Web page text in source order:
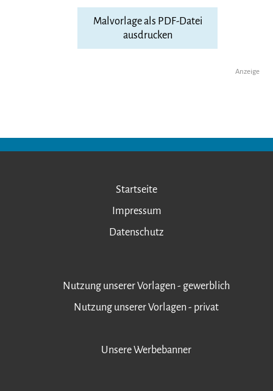
Malvorlage als PDF-Datei
ausdrucken
Anzeige
Startseite
Impressum
Datenschutz
Nutzung unserer Vorlagen - gewerblich
Nutzung unserer Vorlagen - privat
Unsere Werbebanner